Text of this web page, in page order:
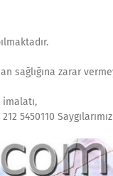
sağlığına zarar
5450110